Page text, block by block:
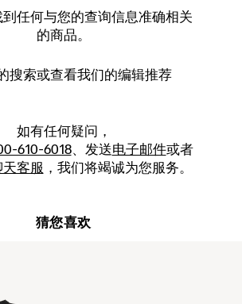
任何与您的查询信息准确相关
的商品。
搜索或查看我们的编辑推荐
如有任何疑问，
610-6018、发送电子邮件或者
客服 ，我们将竭诚为您服务。
猜您喜欢